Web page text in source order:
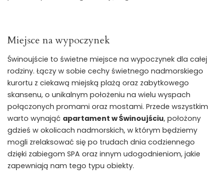
Miejsce na wypoczynek
Świnoujście to świetne miejsce na wypoczynek dla całej
rodziny. Łączy w sobie cechy świetnego nadmorskiego
kurortu z ciekawą miejską plażą oraz zabytkowego
skansenu, o unikalnym położeniu na wielu wyspach
połączonych promami oraz mostami. Przede wszystkim
warto wynająć apartament w Świnoujściu, położony
gdzieś w okolicach nadmorskich, w którym będziemy
mogli zrelaksować się po trudach dnia codziennego
dzięki zabiegom SPA oraz innym udogodnieniom, jakie
zapewniają nam tego typu obiekty.